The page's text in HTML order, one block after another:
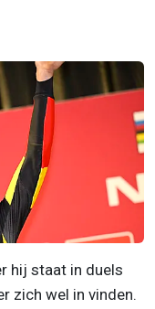
hij staat in duels
zich wel in vinden.